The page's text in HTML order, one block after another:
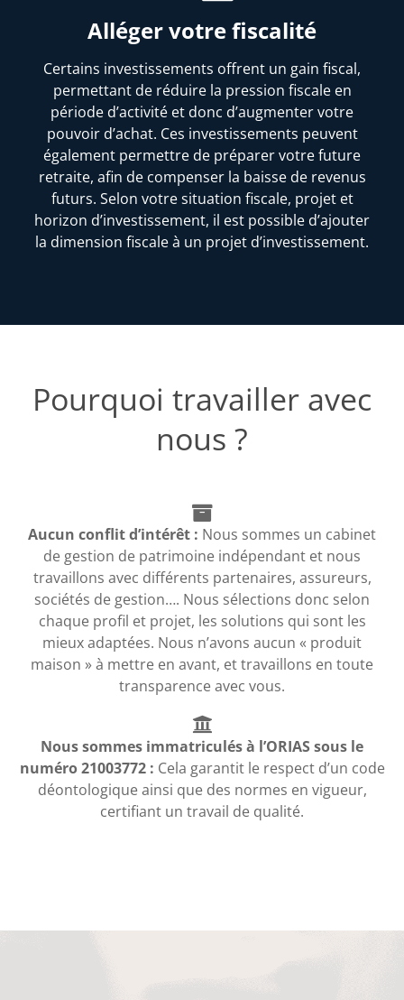
Alléger votre fiscalité
Certains investissements offrent un gain fiscal,
permettant de réduire la pression fiscale en
période d’activité et donc d’augmenter votre
pouvoir d’achat. Ces investissements peuvent
également permettre de préparer votre future
retraite, afin de compenser la baisse de revenus
futurs. Selon votre situation fiscale, projet et
horizon d’investissement, il est possible d’ajouter
la dimension fiscale à un projet d’investissement.
Pourquoi travailler avec
nous ?
Aucun conflit d’intérêt : Nous sommes un cabinet
de gestion de patrimoine indépendant et nous
travaillons avec différents partenaires, assureurs,
sociétés de gestion…. Nous sélections donc selon
chaque profil et projet, les solutions qui sont les
mieux adaptées. Nous n’avons aucun « produit
maison » à mettre en avant, et travaillons en toute
transparence avec vous.
Nous sommes immatriculés à l’ORIAS sous le
numéro 21003772 : Cela garantit le respect d’un code
déontologique ainsi que des normes en vigueur,
certifiant un travail de qualité.